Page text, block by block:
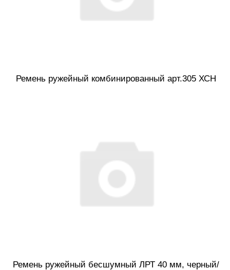
Ремень ружейный комбинированный арт.305 ХСН
Ремень ружейный бесшумный ЛРТ 40 мм, черный/